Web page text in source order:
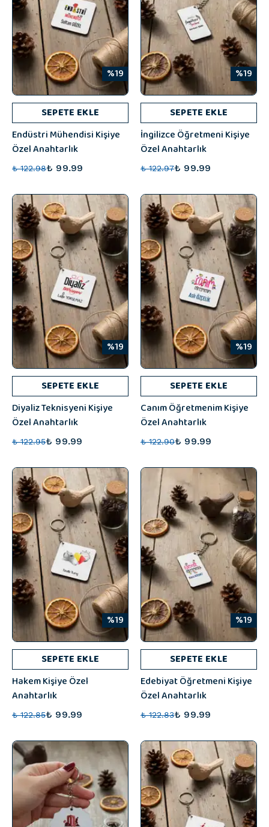
%19
SEPETE EKLE
Endüstri Mühendisi Kişiye
Özel Anahtarlık
₺ 122.98₺ 99.99
%19
SEPETE EKLE
İngilizce Öğretmeni Kişiye
Özel Anahtarlık
₺ 122.97₺ 99.99
%19
SEPETE EKLE
Diyaliz Teknisyeni Kişiye
Özel Anahtarlık
₺ 122.95₺ 99.99
%19
SEPETE EKLE
Canım Öğretmenim Kişiye
Özel Anahtarlık
₺ 122.90₺ 99.99
%19
SEPETE EKLE
Hakem Kişiye Özel
Anahtarlık
₺ 122.85₺ 99.99
%19
SEPETE EKLE
Edebiyat Öğretmeni Kişiye
Özel Anahtarlık
₺ 122.83₺ 99.99